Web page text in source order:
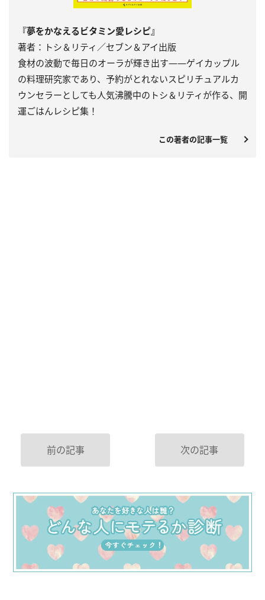
『夢をかなえるビタミン愛レシピ』
著者：トシ＆リティ／セブン＆アイ出版
食材の波動で毎日のオーラが輝き出す――ゲイカップル
の料理研究家であり、予約がとれないスピリチュアルカ
ウンセラーとしても人気沸騰中のトシ＆リティが作る、開
運ごはんレシピ集！
この著者の記事一覧
前の記事 次の記事